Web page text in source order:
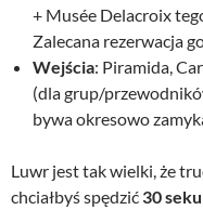
+ Musée Delacroix
Zalecana rezerwacja
Wejścia: Piramida,
(dla grup/
bywa okresowo
Luwr jest tak wielki, że
chciałbyś spędzić 30